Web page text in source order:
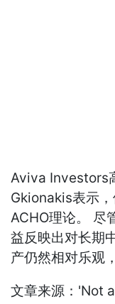
Aviva Investors
Gkionakis表示
ACHO理论。 尽
益反映出对长期
产仍然相对乐观
文章来源：'Not